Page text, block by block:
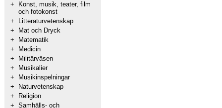
+
Konst, musik, teater, film
och fotokonst
+
Litteraturvetenskap
+
Mat och Dryck
+
Matematik
+
Medicin
+
Militärväsen
+
Musikalier
+
Musikinspelningar
+
Naturvetenskap
+
Religion
+ Samhälls- och